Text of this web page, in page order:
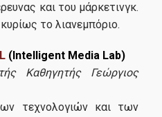
και του μάρκετινγκ.
το λιανε­μπόριο.
(Intelligent Media Lab)
Καθηγητής Γεώργιος
τεχνολογιών και των